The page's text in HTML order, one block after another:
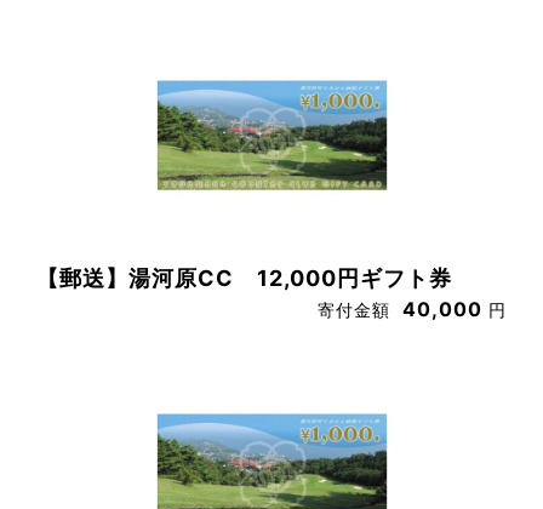
【郵送】湯河原CC 12,000円ギフト券
寄付金額 40,000 円